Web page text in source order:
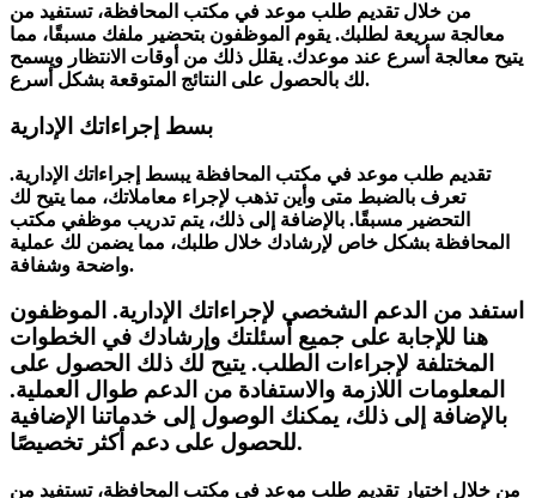
من خلال تقديم طلب موعد في مكتب المحافظة، تستفيد من
معالجة سريعة لطلبك. يقوم الموظفون بتحضير ملفك مسبقًا، مما
يتيح معالجة أسرع عند موعدك. يقلل ذلك من أوقات الانتظار ويسمح
لك بالحصول على النتائج المتوقعة بشكل أسرع.
بسط إجراءاتك الإدارية
تقديم طلب موعد في مكتب المحافظة يبسط إجراءاتك الإدارية.
تعرف بالضبط متى وأين تذهب لإجراء معاملاتك، مما يتيح لك
التحضير مسبقًا. بالإضافة إلى ذلك، يتم تدريب موظفي مكتب
المحافظة بشكل خاص لإرشادك خلال طلبك، مما يضمن لك عملية
واضحة وشفافة.
استفد من الدعم الشخصي لإجراءاتك الإدارية. الموظفون
هنا للإجابة على جميع أسئلتك وإرشادك في الخطوات
المختلفة لإجراءات الطلب. يتيح لك ذلك الحصول على
المعلومات اللازمة والاستفادة من الدعم طوال العملية.
بالإضافة إلى ذلك، يمكنك الوصول إلى خدماتنا الإضافية
للحصول على دعم أكثر تخصيصًا.
من خلال اختيار تقديم طلب موعد في مكتب المحافظة، تستفيد من